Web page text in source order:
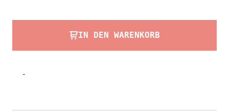
IN DEN WARENKORB
-